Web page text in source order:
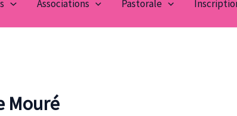
Associations Pastorale
Mouré